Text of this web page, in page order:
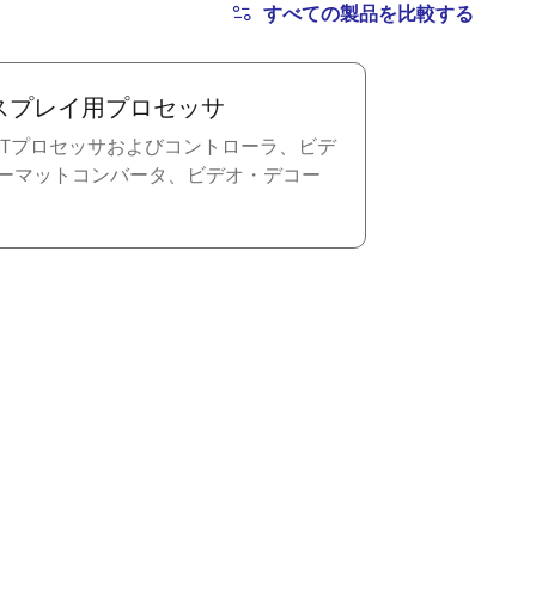
すべての製品を比較する
プレイ用プロセッサ
プロセッサおよびコントローラ、ビデ
マットコンバータ、ビデオ・デコー